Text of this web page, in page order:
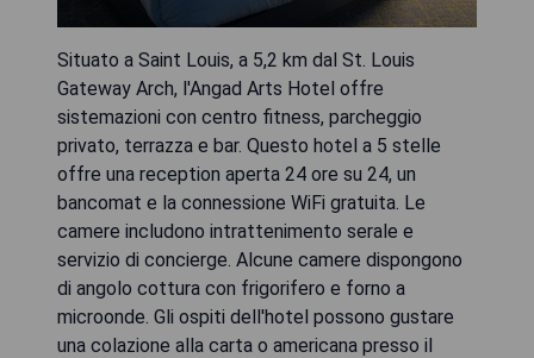
Situato a Saint Louis, a 5,2 km dal St. Louis
Gateway Arch, l'Angad Arts Hotel offre
sistemazioni con centro fitness, parcheggio
privato, terrazza e bar. Questo hotel a 5 stelle
offre una reception aperta 24 ore su 24, un
bancomat e la connessione WiFi gratuita. Le
camere includono intrattenimento serale e
servizio di concierge. Alcune camere dispongono
di angolo cottura con frigorifero e forno a
microonde. Gli ospiti dell'hotel possono gustare
una colazione alla carta o americana presso il